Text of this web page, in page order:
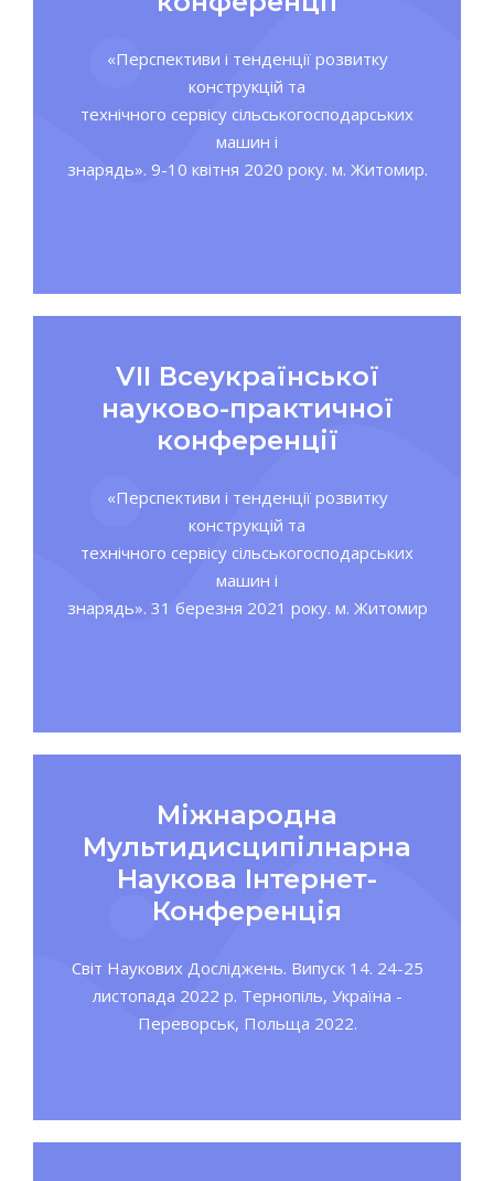
«Перспективи і тенденції розвитку
конструкцій та
технічного сервісу сільськогосподарських
машин і
знарядь». 9-10 квітня 2020 року. м. Житомир.
VІІ Всеукраїнської
науково-практичної
конференції
«Перспективи і тенденції розвитку
конструкцій та
технічного сервісу сільськогосподарських
машин і
знарядь». 31 березня 2021 року. м. Житомир
Міжнародна
Мультидисципілнарна
Наукова Інтернет-
Конференція
Світ Наукових Досліджень. Випуск 14. 24-25
листопада 2022 р. Тернопіль, Україна -
Переворськ, Польща 2022.